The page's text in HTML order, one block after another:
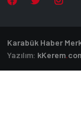
Karabük Haber
Yazılım: kKerem.